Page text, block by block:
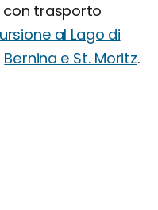
trasporto
al Lago di
Bernina e St. Moritz.